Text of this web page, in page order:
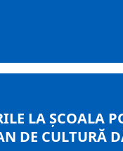
LA ȘCOALA
DE CULTURĂ